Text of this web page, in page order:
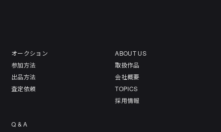
オークション
参加方法
出品方法
査定依頼
ABOUT US
取扱作品
会社概要
TOPICS
採用情報
Q & A